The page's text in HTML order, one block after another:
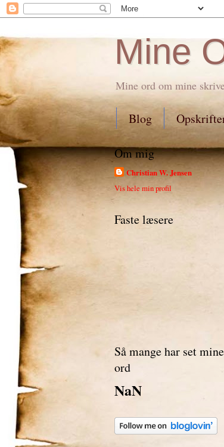
Mine
Mine ord om mine
Blog
Om mig
Christian W. Jensen
Vis hele min profil
Faste læsere
Så mange har set mine
ord
NaN